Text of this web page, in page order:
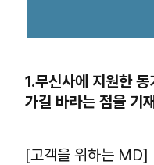
1.무신사에 지원한
가길 바라는 점을 기
[고객을 위하는 MD]